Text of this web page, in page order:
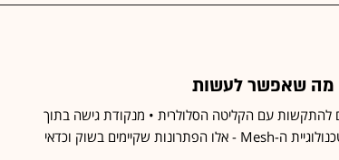
מה שאפשר לעשות
להתקשות עם הקליטה הסלולרית • מנקודת גישה בתוך
הממ"ד, דרך מתאם רשת חשמל ועד טכנולוגיית ה-Mesh - אלו הפתרונות שקיימים בשוק וכדאי